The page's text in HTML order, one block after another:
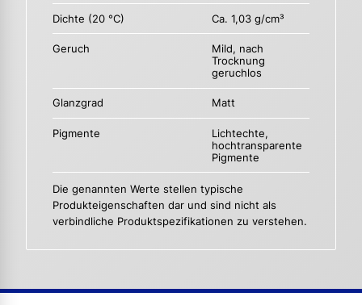
Dichte (20 °C) Ca. 1,03 g/cm³
Geruch
Mild, nach
Trocknung
geruchlos
Glanzgrad Matt
Pigmente
Lichtechte,
hochtransparente
Pigmente
Die genannten Werte stellen typische
Produkteigenschaften dar und sind nicht als
verbindliche Produktspezifikationen zu verstehen.